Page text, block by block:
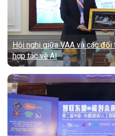
Hội nghị giữa VAA và các đối
hợp tác về AI